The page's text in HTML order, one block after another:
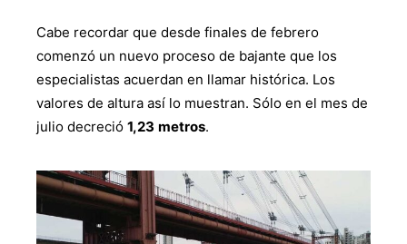
Cabe recordar que desde finales de febrero
comenzó un nuevo proceso de bajante que los
especialistas acuerdan en llamar histórica. Los
valores de altura así lo muestran. Sólo en el mes de
julio decreció 1,23 metros.